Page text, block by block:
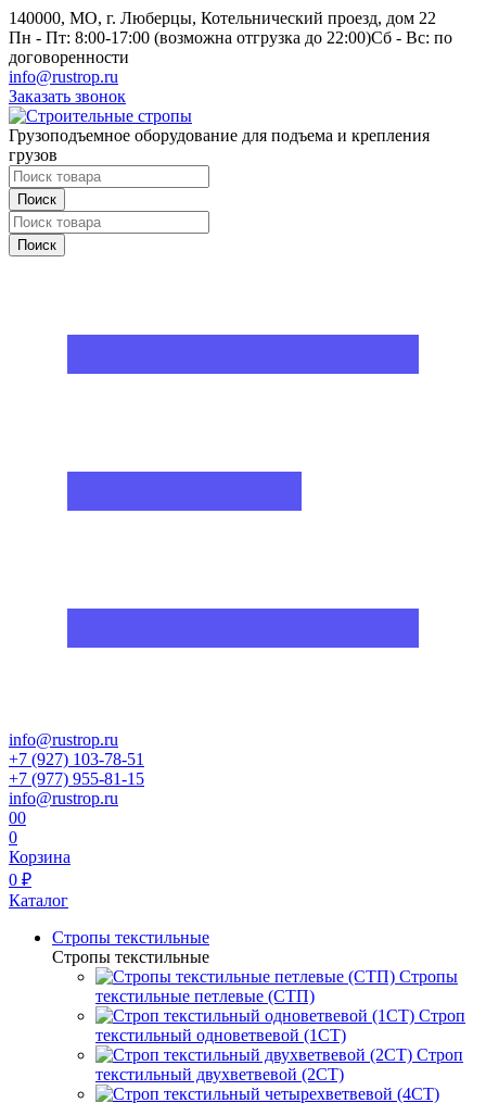
140000, МО, г. Люберцы, Котельнический проезд, дом 22
Пн - Пт: 8:00-17:00 (возможна отгрузка до 22:00)Сб - Вс: по
договоренности
info@rustrop.ru
Заказать звонок
Грузоподъемное оборудование для подъема и крепления
грузов
Поиск
Поиск
info@rustrop.ru
+7 (927) 103-78-51
+7 (977) 955-81-15
info@rustrop.ru
00
0
Корзина
0 ₽
Каталог
Стропы текстильные
Стропы текстильные
Стропы
текстильные петлевые (СТП)
Строп
текстильный одноветвевой (1СТ)
Строп
текстильный двухветвевой (2СТ)